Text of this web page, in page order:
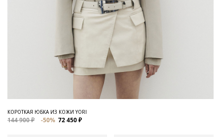
КОРОТКАЯ ЮБКА ИЗ КОЖИ YORI
144 900 ₽ -50% 72 450 ₽